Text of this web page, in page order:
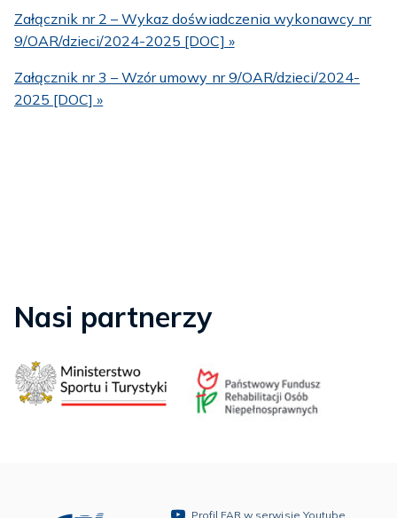
Załącznik nr 2 – Wykaz doświadczenia wykonawcy nr
9/OAR/dzieci/2024-2025 [DOC] »
Załącznik nr 3 – Wzór umowy nr 9/OAR/dzieci/2024-
2025 [DOC] »
Nasi partnerzy
Profil FAR w serwisie Youtube